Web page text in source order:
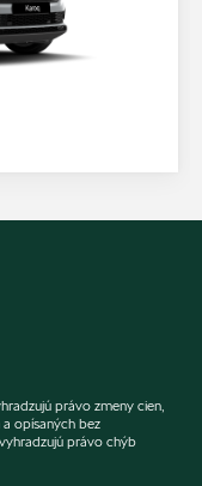
právo zmeny cien,
opísaných bez
právo chýb